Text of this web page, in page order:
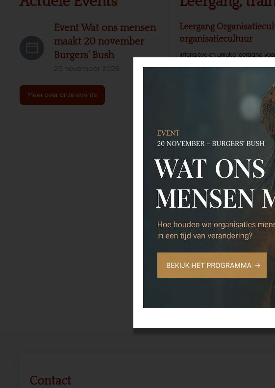
Event Wat ons mensen
maakt 20 november
Burgers’ Bush
20 november 2026
Meer over onze events
Leergang
organisatiecultuur
Intensieve en unieke leergang
Training Turbulente
Een tweedaagse training over
begeleiders van verandering in
Leergang
dialoogvormen uit de
Een intensief en in Nederland
besluitvorming begeleiden,
managen.
Meer informatie over
Training Own Your Rank
Over ranking en positie pakken.
Training
Besluiten zonder verliezers.
Trainingen Deep
Inclusieve dialoog en
Contact